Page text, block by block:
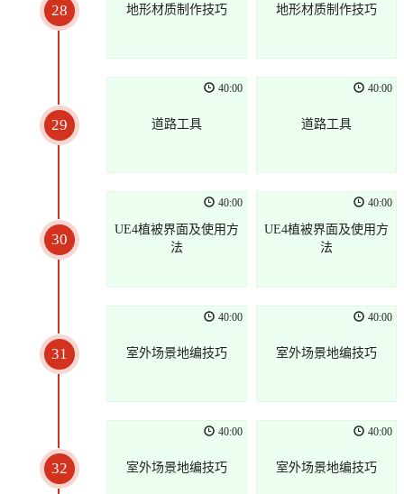
地形材质制作技巧
28 地形材质制作技巧
40:00
道路工具
29
40:00
道路工具
40:00
UE4植被界面及使用方
法
30
40:00
UE4植被界面及使用方
法
40:00
室外场景地编技巧
31
40:00
室外场景地编技巧
40:00
室外场景地编技巧
32
40:00
室外场景地编技巧